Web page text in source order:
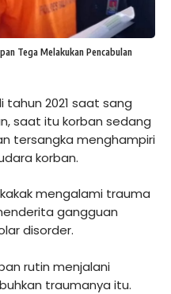
Tega Melakukan Pencabulan
tahun 2021 saat sang
saat itu korban sedang
tersangka menghampiri
korban.
mengalami trauma
gangguan
disorder.
rutin menjalani
traumanya itu.